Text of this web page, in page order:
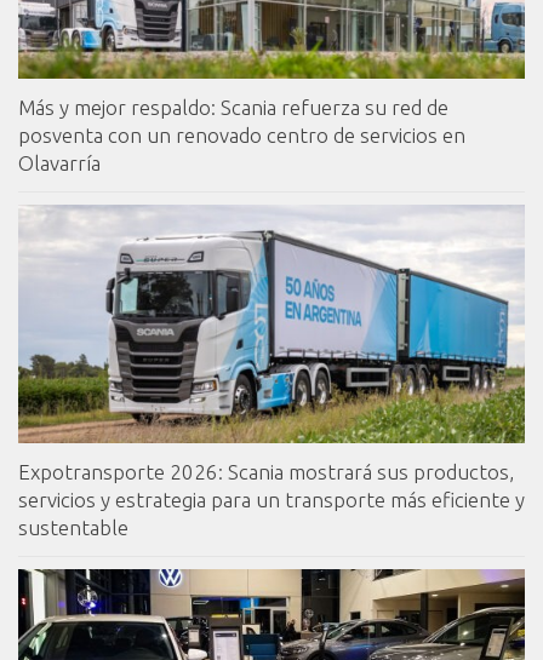
Más y mejor respaldo: Scania refuerza su red de
posventa con un renovado centro de servicios en
Olavarría
Expotransporte 2026: Scania mostrará sus productos,
servicios y estrategia para un transporte más eficiente y
sustentable